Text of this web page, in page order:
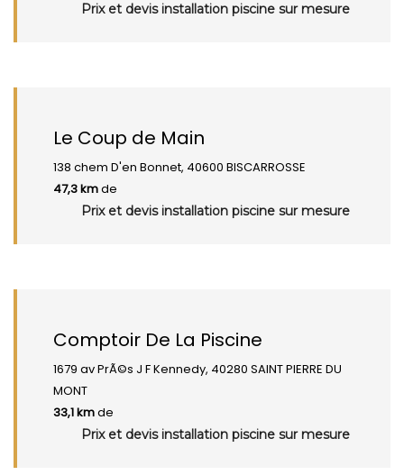
Prix et devis installation piscine sur mesure
Le Coup de Main
138 chem D'en Bonnet, 40600 BISCARROSSE
47,3 kmde
Prix et devis installation piscine sur mesure
Comptoir De La Piscine
1679 av PrÃ©s J F Kennedy, 40280 SAINT PIERRE DU
MONT
33,1 kmde
Prix et devis installation piscine sur mesure